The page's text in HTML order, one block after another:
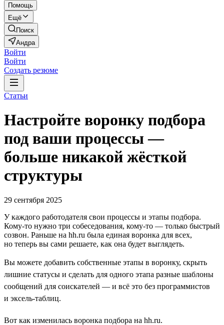
Помощь
Ещё
Поиск
Андра
Войти
Войти
Создать резюме
Статьи
Настройте воронку подбора
под ваши процессы —
больше никакой жёсткой
структуры
29 сентября 2025
У каждого работодателя свои процессы и этапы подбора.
Кому-то нужно три собеседования, кому-то — только быстрый
созвон. Раньше на hh.ru была единая воронка для всех,
но теперь вы сами решаете, как она будет выглядеть.
Вы можете добавить собственные этапы в воронку, скрыть
лишние статусы и сделать для одного этапа разные шаблоны
сообщений для соискателей — и всё это без программистов
и эксель-таблиц.
Вот как изменилась воронка подбора на hh.ru.